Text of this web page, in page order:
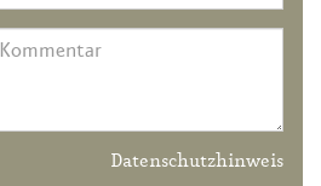
Datenschutzhinweis